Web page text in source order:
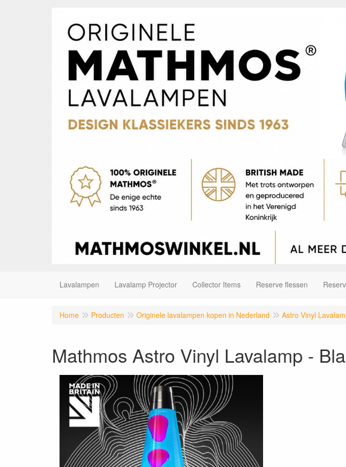
Lavalampen Lavalamp Projector Collector Items Reserve flessen
Home Producten Originele lavalampen kopen in Nederland Astro Vinyl
Mathmos Astro Vinyl Lavalamp -